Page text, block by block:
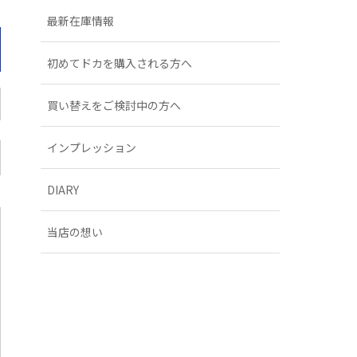
最新在庫情報
初めてドカを購入される方へ
買い替えをご検討中の方へ
インプレッション
DIARY
当店の想い